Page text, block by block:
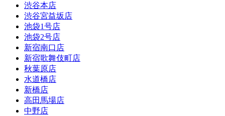
渋谷本店
渋谷宮益坂店
池袋1号店
池袋2号店
新宿南口店
新宿歌舞伎町店
秋葉原店
水道橋店
新橋店
高田馬場店
中野店